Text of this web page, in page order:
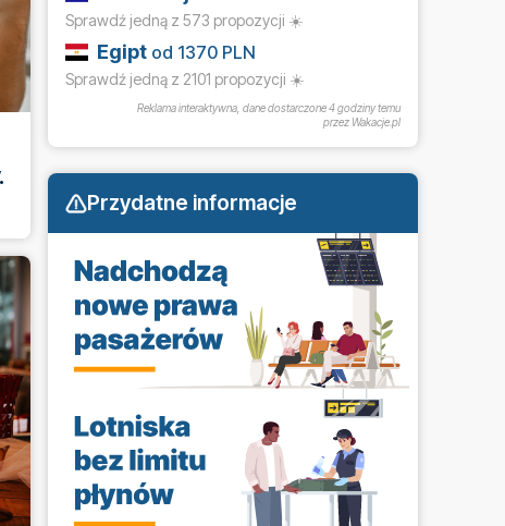
Sprawdź jedną z 573 propozycji ☀️
Egipt od 1370 PLN
Sprawdź jedną z 2101 propozycji ☀️
Reklama interaktywna, dane dostarczone4 godziny temu
przez Wakacje.pl
Przydatne informacje